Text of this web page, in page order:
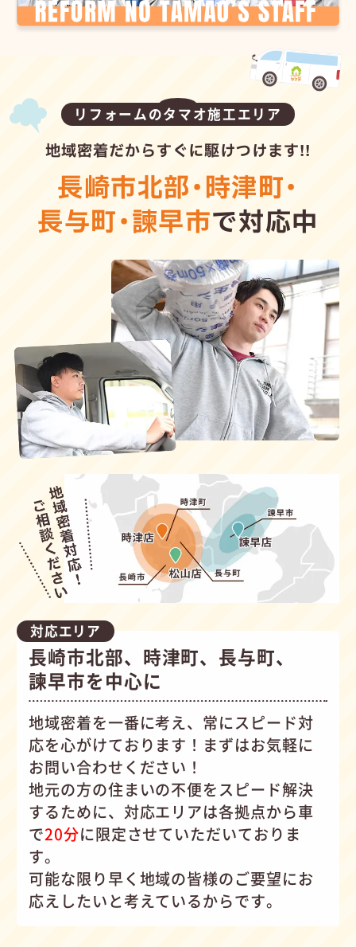
リフォームのタマオ施工エリア
地域密着だからすぐに駆けつけます!!
長崎市北部・時津町・
長与町・諫早市で対応中
対応エリア
長崎市北部、時津町、長与町、
諫早市を中心に
地域密着を一番に考え、常にスピード対
応を心がけております！まずはお気軽に
お問い合わせください！
地元の方の住まいの不便をスピード解決
するために、対応エリアは各拠点から車
で20分に限定させていただいておりま
す。
可能な限り早く地域の皆様のご要望にお
応えしたいと考えているからです。